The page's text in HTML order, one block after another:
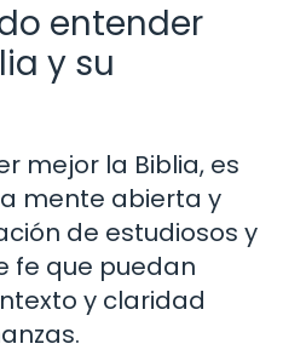
entender
y su
mejor la Biblia, es
mente abierta y
de estudiosos y
fe que puedan
y claridad